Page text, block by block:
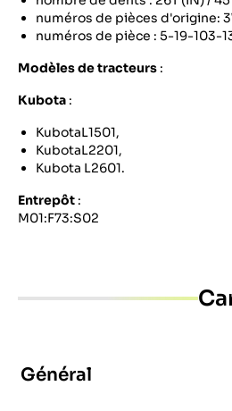
numéros de pièces d'origine:
numéros de pièce : 5-19-103-
Modèles de tracteurs :
Kubota :
KubotaL1501,
KubotaL2201,
Kubota L2601.
Entrepôt :
M01:F73:S02
Général